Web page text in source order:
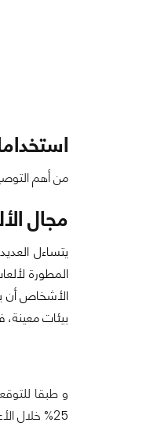
من أهم
مجال
يتساءل
المطورة
الأشخاص أن
بيئات
و طبقا
25% خلال الأعوام القادمة بفضل استعمال الميتا فيروس الافتراضية في تطوير وصناعة الألعاب.